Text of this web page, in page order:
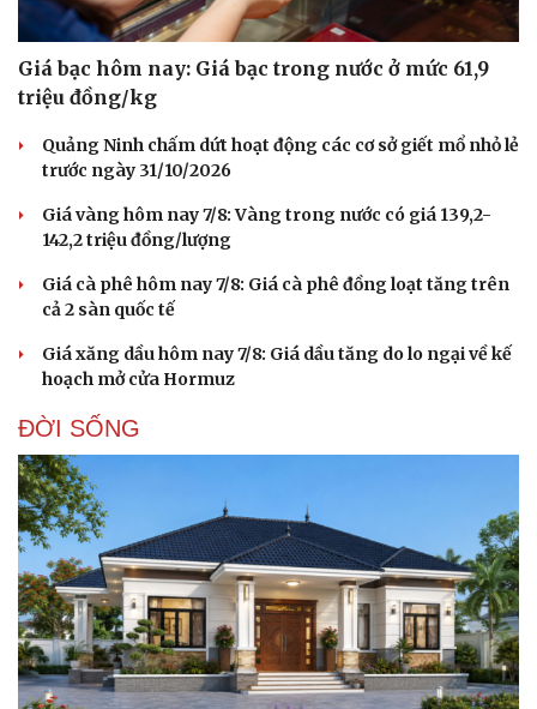
Sân khấu - Điện ảnh
Văn học
Âm nhạc
Di sản
Nghệ sĩ
Thời trang
Sao Việt
Giá bạc hôm nay: Giá bạc trong nước ở mức 61,9
triệu đồng/kg
Quảng Ninh chấm dứt hoạt động các cơ sở giết mổ nhỏ lẻ
trước ngày 31/10/2026
Giá vàng hôm nay 7/8: Vàng trong nước có giá 139,2-
142,2 triệu đồng/lượng
Giá cà phê hôm nay 7/8: Giá cà phê đồng loạt tăng trên
cả 2 sàn quốc tế
Giá xăng dầu hôm nay 7/8: Giá dầu tăng do lo ngại về kế
hoạch mở cửa Hormuz
ĐỜI SỐNG